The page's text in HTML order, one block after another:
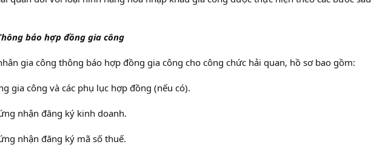
báo hợp đồng gia công
gia công thông báo hợp đồng gia công cho công chức hải quan, hồ sơ bao gồm:
gia công và các phụ lục hợp đồng (nếu có).
nhận đăng ký kinh doanh.
nhận đăng ký mã số thuế.